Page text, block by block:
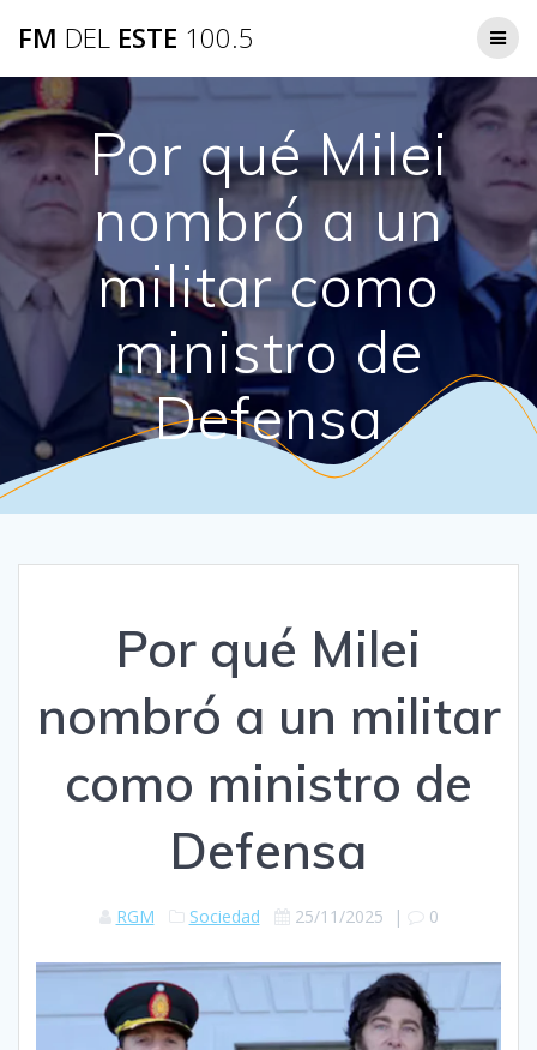
FM DEL ESTE 100.5
Por qué Milei
nombró a un
militar como
ministro de
Defensa
Por qué Milei
nombró a un militar
como ministro de
Defensa
RGM Sociedad 25/11/2025 | 0